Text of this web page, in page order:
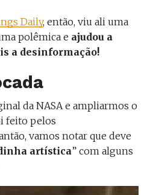
Daily, então, viu ali uma
polêmica e ajudou a
a desinformação!
da NASA e ampliarmos o
feito pelos
vamos notar que deve
artística” com alguns